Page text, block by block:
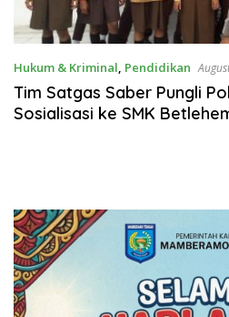
Hukum & Kriminal, Pendidikan
Tim Satgas Saber Pungli
Sosialisasi ke SMK